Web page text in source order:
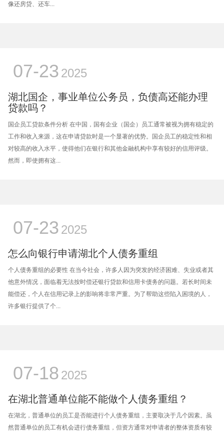
像还房贷、还车...
07-23 2025
湖北国企，事业单位公务员，负债高还能办理
贷款吗？
国企员工贷款条件分析 在中国，国有企业（国企）员工通常被视为拥有稳定的
工作和收入来源，这在申请贷款时是一个显著的优势。国企员工的稳定性和相
对较高的收入水平，使得他们在银行和其他金融机构中享有较好的信用评级。
然而，即使拥有这...
07-23 2025
怎么向银行申请湖北个人债务重组
个人债务重组的必要性 在当今社会，许多人因为突发的经济困难、失业或者其
他意外情况，面临着无法按时偿还银行贷款和信用卡债务的问题。若长时间未
能偿还，个人在信用记录上的影响将非常严重。为了帮助这些陷入困境的人，
许多银行提供了个...
07-18 2025
在湖北普通单位能不能做个人债务重组？
在湖北，普通单位的员工是否能进行个人债务重组，主要取决于几个因素。虽
然普通单位的员工有机会进行债务重组，但资方通常对申请者的整体资质有较